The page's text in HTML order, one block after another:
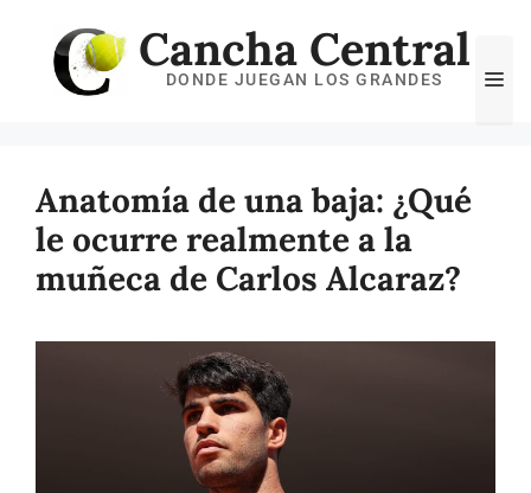
contenido
Cancha Central
DONDE JUEGAN LOS GRANDES
Anatomía de una baja: ¿Qué
le ocurre realmente a la
muñeca de Carlos Alcaraz?